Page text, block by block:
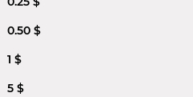
0.50 $
1 $
5 $